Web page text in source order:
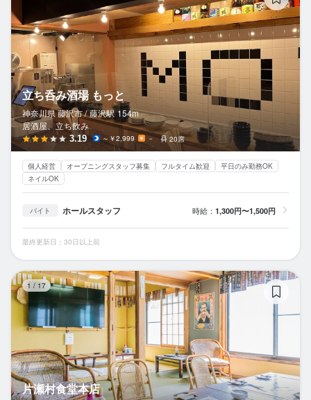
立ち呑み酒場 もっと
神奈川県 藤沢市 / 藤沢駅 154m
居酒屋、立ち飲み
3.19 ～￥2,999 － 20席
個人経営 オープニングスタッフ募集 フルタイム歓迎
平日のみ勤務OK
ネイルOK
バイト ホールスタッフ 時給： 1,300円〜1,500円
最終更新日：30日以上前
1 / 17
片瀬村食堂本店